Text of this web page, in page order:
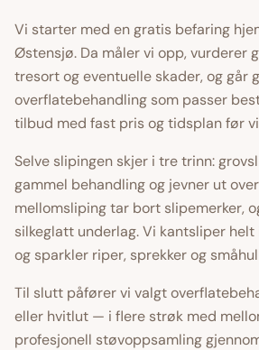
Vi starter med en gratis befaring
Østensjø. Da måler vi opp, vurderer
tresort og eventuelle skader, og går
overflatebehandling som passer
tilbud med fast pris og tidsplan før
Selve slipingen skjer i tre trinn:
gammel behandling og jevner ut
mellomsliping tar bort slipemerker,
silkeglatt underlag. Vi kantsliper
og sparkler riper, sprekker og
Til slutt påfører vi valgt
eller hvitlut — i flere strøk med
profesjonell støvoppsamling